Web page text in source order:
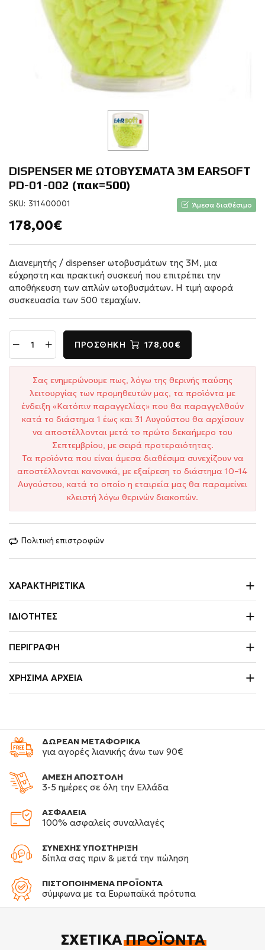
DISPENSER ΜΕ ΩΤΟΒΥΣΜΑΤΑ 3M EARSOFT
PD-01-002 (πακ=500)
SKU: 311400001 Άμεσα διαθέσιμο
178,00€
Διανεμητής / dispenser ωτοβυσμάτων της 3Μ, μια
εύχρηστη και πρακτική συσκευή που επιτρέπει την
αποθήκευση των απλών ωτοβυσμάτων. Η τιμή αφορά
συσκευασία των 500 τεμαχίων.
ΠΡΟΣΘΉΚΗ 178,00€
Σας ενημερώνουμε πως, λόγω της θερινής παύσης
λειτουργίας των προμηθευτών μας, τα προϊόντα με
ένδειξη «Κατόπιν παραγγελίας» που θα παραγγελθούν
κατά το διάστημα 1 έως και 31 Αυγούστου θα αρχίσουν
να αποστέλλονται μετά το πρώτο δεκαήμερο του
Σεπτεμβρίου, με σειρά προτεραιότητας.
Τα προϊόντα που είναι άμεσα διαθέσιμα συνεχίζουν να
αποστέλλονται κανονικά, με εξαίρεση το διάστημα 10–14
Αυγούστου, κατά το οποίο η εταιρεία μας θα παραμείνει
κλειστή λόγω θερινών διακοπών.
Πολιτική επιστροφών
ΧΑΡΑΚΤΗΡΙΣΤΙΚΆ
ΙΔΙΌΤΗΤΕΣ
ΠΕΡΙΓΡΑΦΉ
ΧΡΉΣΙΜΑ ΑΡΧΕΊΑ
ΔΩΡΕΑΝ ΜΕΤΑΦΟΡΙΚΑ
για αγορές λιανικής άνω των 90€
ΑΜΕΣΗ ΑΠΟΣΤΟΛΗ
3-5 ημέρες σε όλη την Ελλάδα
ΑΣΦΑΛΕΙΑ
100% ασφαλείς συναλλαγές
ΣΥΝΕΧΗΣ ΥΠΟΣΤΗΡΙΞΗ
δίπλα σας πριν & μετά την πώληση
ΠΙΣΤΟΠΟΙΗΜΕΝΑ ΠΡΟΪΟΝΤΑ
σύμφωνα με τα Ευρωπαϊκά πρότυπα
ΣΧΕΤΙΚΆΠΡΟΪΌΝΤΑ